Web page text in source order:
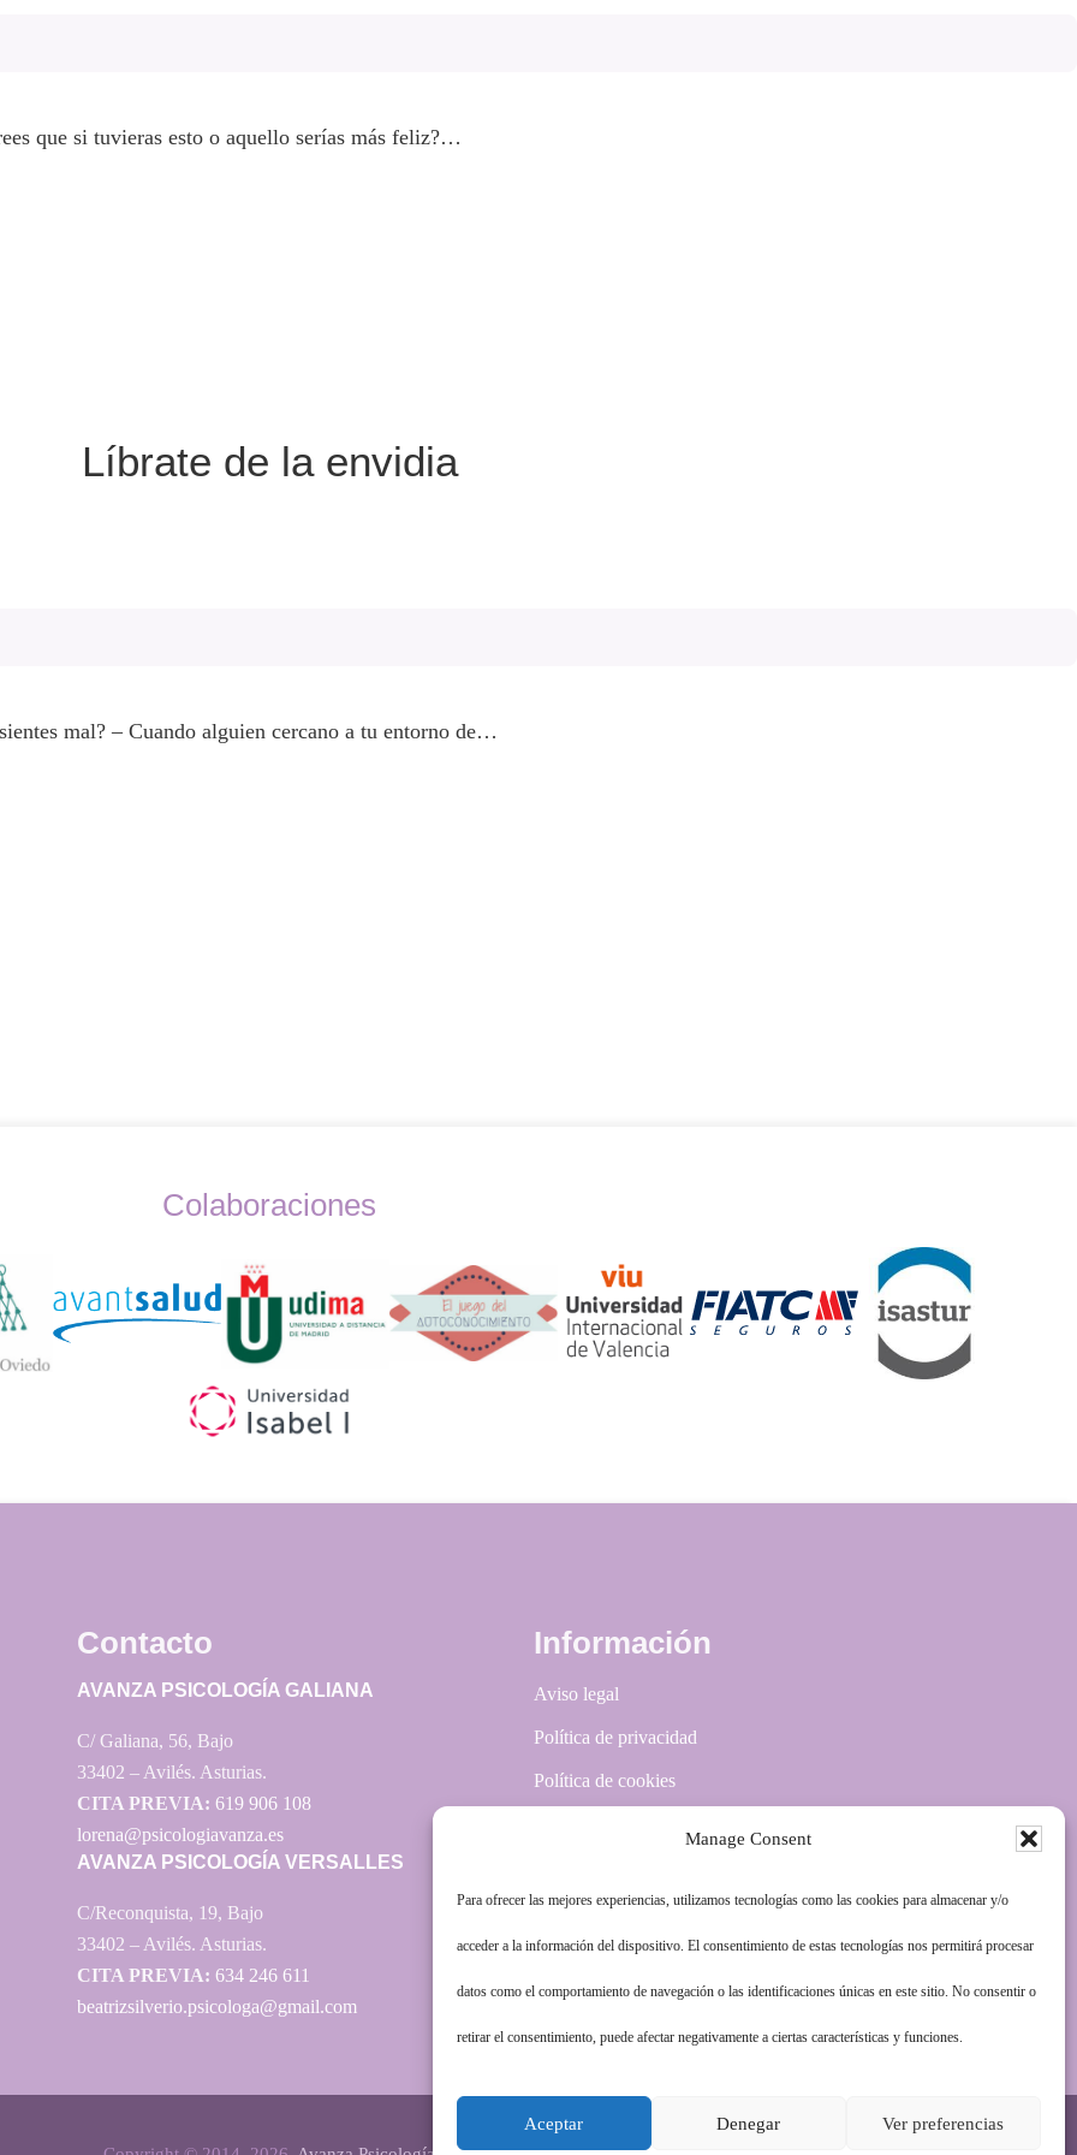
Manage Consent
Para ofrecer las mejores experiencias, utilizamos tecnologías como las cookies para almacenar y/o
acceder a la información del dispositivo. El consentimiento de estas tecnologías nos permitirá procesar
datos como el comportamiento de navegación o las identificaciones únicas en este sitio. No consentir o
retirar el consentimiento, puede afectar negativamente a ciertas características y funciones.
Aceptar Denegar Ver preferencias
que si tuvieras esto o aquello serías más feliz?…
Líbrate de la envidia
mal? – Cuando alguien cercano a tu entorno de…
Widget
Logos
Colaboraciones
Contacto
AVANZA PSICOLOGÍA GALIANA
C/ Galiana, 56, Bajo
33402 – Avilés. Asturias.
CITA PREVIA: 619 906 108
lorena@psicologiavanza.es
AVANZA PSICOLOGÍA VERSALLES
C/Reconquista, 19, Bajo
33402 – Avilés. Asturias.
CITA PREVIA: 634 246 611
beatrizsilverio.psicologa@gmail.com
Información
Aviso legal
Política de privacidad
Política de cookies